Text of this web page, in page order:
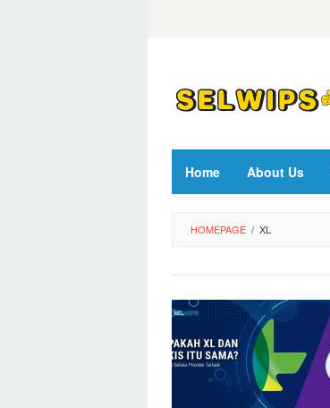
Home About Us
HOMEPAGE / XL